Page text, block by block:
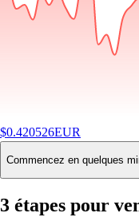
$0.420526EUR
-2.19%24H
Buy
Commencez en quelques
3 étapes pour